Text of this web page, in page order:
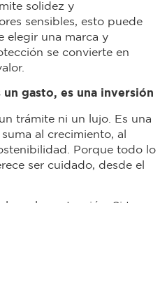
solidez y
sensibles, esto puede
elegir una marca y
se convierte en
un gasto, es una inversión
trámite ni un lujo. Es una
al crecimiento, al
Porque todo lo
ser cuidado, desde el
la protección. Si tu